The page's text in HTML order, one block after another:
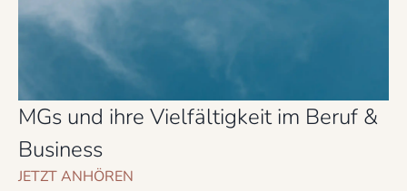
MGs und ihre Vielfältigkeit im Beruf &
Business
JETZT ANHÖREN